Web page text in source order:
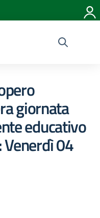
giornata
educativo
Venerdì 04